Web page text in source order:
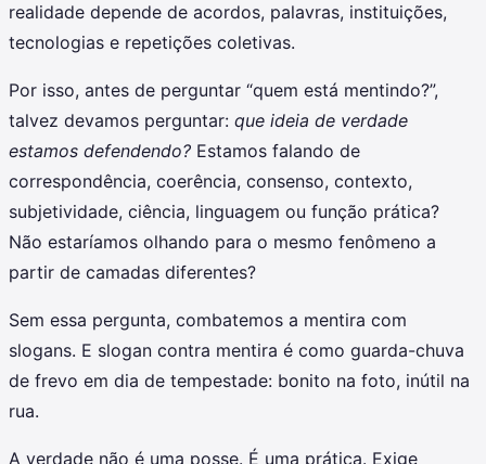
realidade depende de acordos, palavras, instituições,
tecnologias e repetições coletivas.
Por isso, antes de perguntar “quem está mentindo?”,
talvez devamos perguntar: que ideia de verdade
estamos defendendo?Estamos falando de
correspondência, coerência, consenso, contexto,
subjetividade, ciência, linguagem ou função prática?
Não estaríamos olhando para o mesmo fenômeno a
partir de camadas diferentes?
Sem essa pergunta, combatemos a mentira com
slogans. E slogan contra mentira é como guarda-chuva
de frevo em dia de tempestade: bonito na foto, inútil na
rua.
A verdade não é uma posse. É uma prática. Exige